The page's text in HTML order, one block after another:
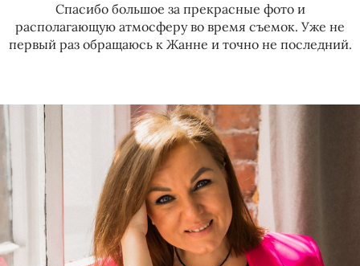
Спасибо большое за прекрасные фото и
располагающую атмосферу во время съемок. Уже не
первый раз обращаюсь к Жанне и точно не последний.